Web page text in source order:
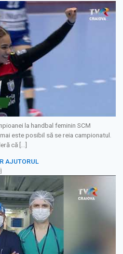
la handbal feminin SCM
este posibil să se reia campionatul.
că […]
AJUTORUL